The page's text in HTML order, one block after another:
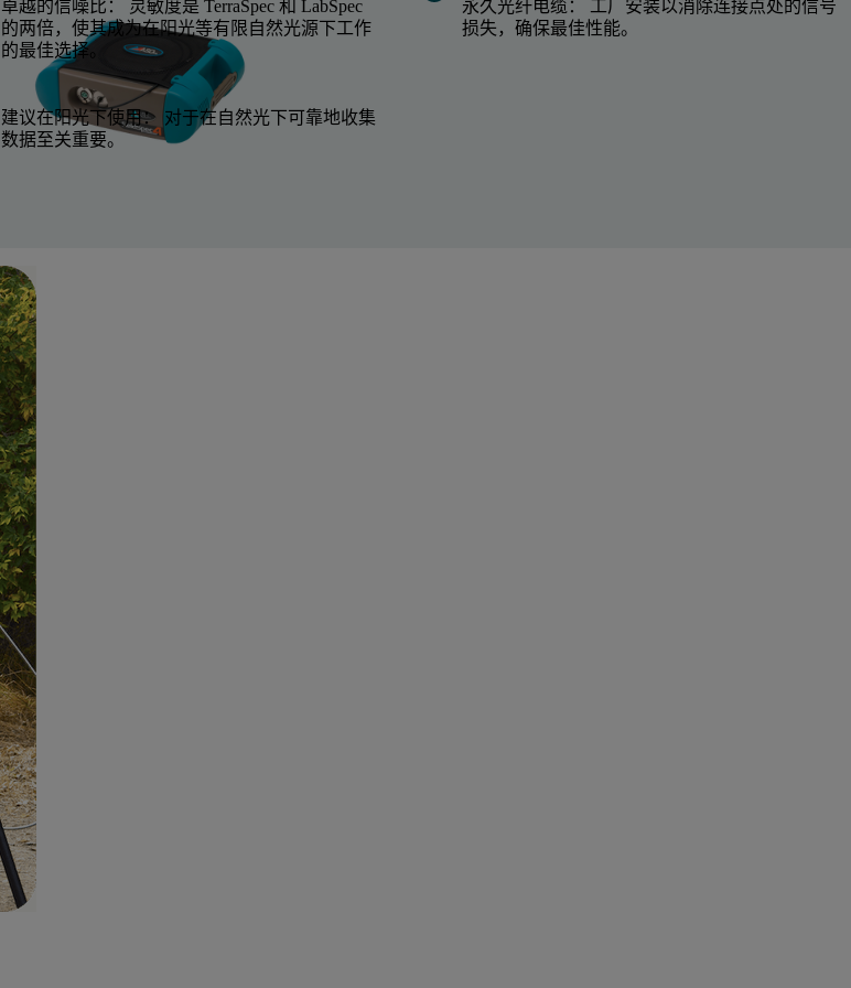
卓越的信噪比： 灵敏度是 TerraSpec 和 LabSpec
的两倍，使其成为在阳光等有限自然光源下工作
的最佳选择。
永久光纤电缆： 工厂安装以消除连接点处的信号
损失，确保最佳性能。
建议在阳光下使用： 对于在自然光下可靠地收集
数据至关重要。